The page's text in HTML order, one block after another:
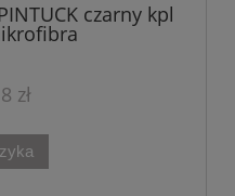
czarny kpl
zł